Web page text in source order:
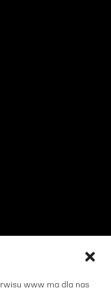
www ma dla nas
- Instagram
- Youtube